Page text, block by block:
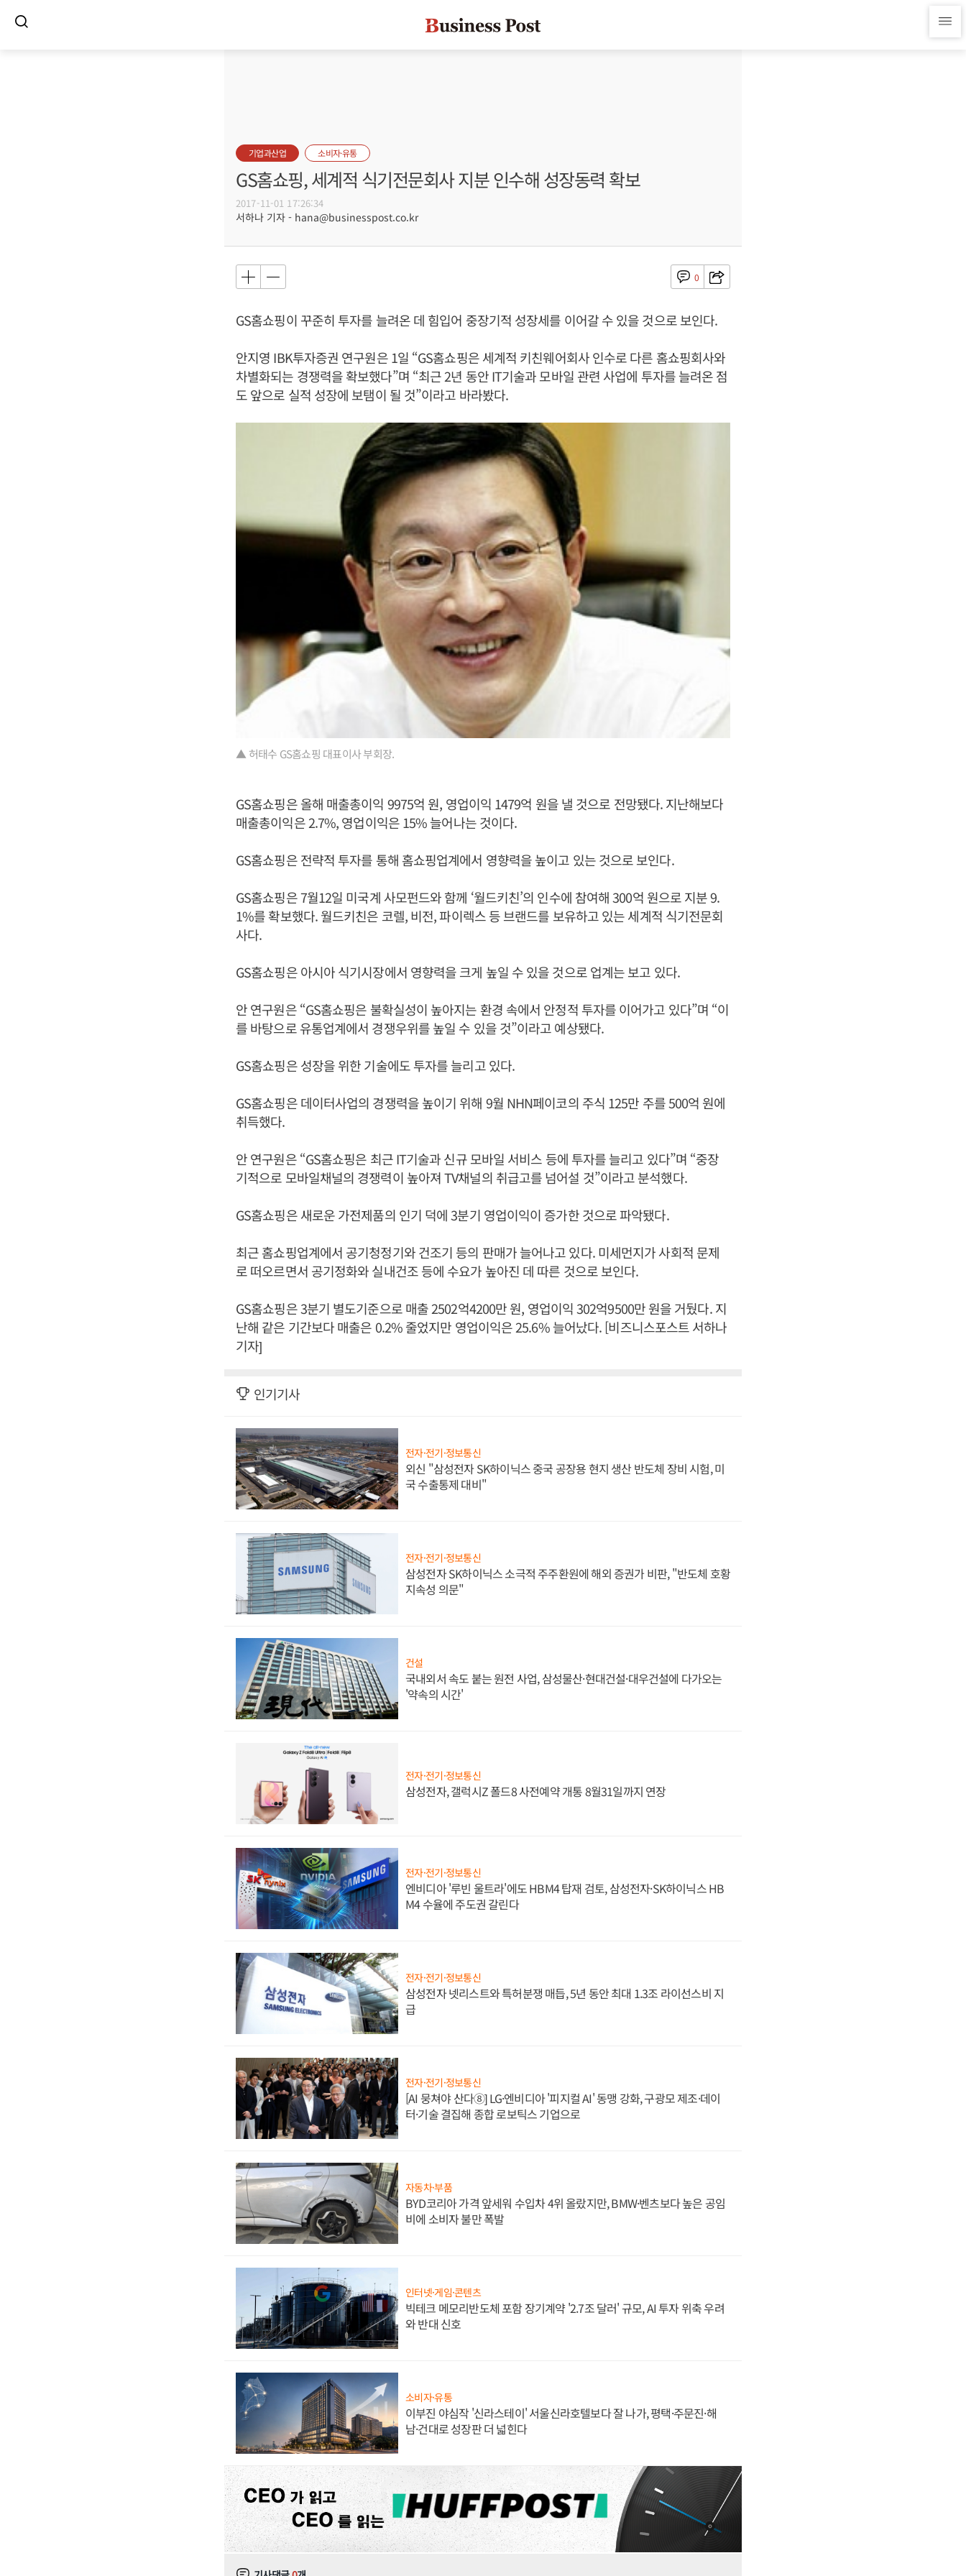
기업과산업 소비자·유통
GS홈쇼핑, 세계적 식기전문회사 지분 인수해 성장동력 확보
2017-11-01 17:26:34
서하나 기자 - hana@businesspost.co.kr
0
GS홈쇼핑이 꾸준히 투자를 늘려온 데 힘입어 중장기적 성장세를 이어갈 수 있을 것으로 보인다.
안지영 IBK투자증권 연구원은 1일 “GS홈쇼핑은 세계적 키친웨어회사 인수로 다른 홈쇼핑회사와
차별화되는 경쟁력을 확보했다”며 “최근 2년 동안 IT기술과 모바일 관련 사업에 투자를 늘려온 점
도 앞으로 실적 성장에 보탬이 될 것”이라고 바라봤다.
▲ 허태수 GS홈쇼핑 대표이사 부회장.
GS홈쇼핑은 올해 매출총이익 9975억 원, 영업이익 1479억 원을 낼 것으로 전망됐다. 지난해보다
매출총이익은 2.7%, 영업이익은 15% 늘어나는 것이다.
GS홈쇼핑은 전략적 투자를 통해 홈쇼핑업계에서 영향력을 높이고 있는 것으로 보인다.
GS홈쇼핑은 7월12일 미국계 사모펀드와 함께 ‘월드키친’의 인수에 참여해 300억 원으로 지분 9.
1%를 확보했다. 월드키친은 코렐, 비전, 파이렉스 등 브랜드를 보유하고 있는 세계적 식기전문회
사다.
GS홈쇼핑은 아시아 식기시장에서 영향력을 크게 높일 수 있을 것으로 업계는 보고 있다.
안 연구원은 “GS홈쇼핑은 불확실성이 높아지는 환경 속에서 안정적 투자를 이어가고 있다”며 “이
를 바탕으로 유통업계에서 경쟁우위를 높일 수 있을 것”이라고 예상됐다.
GS홈쇼핑은 성장을 위한 기술에도 투자를 늘리고 있다.
GS홈쇼핑은 데이터사업의 경쟁력을 높이기 위해 9월 NHN페이코의 주식 125만 주를 500억 원에
취득했다.
안 연구원은 “GS홈쇼핑은 최근 IT기술과 신규 모바일 서비스 등에 투자를 늘리고 있다”며 “중장
기적으로 모바일채널의 경쟁력이 높아져 TV채널의 취급고를 넘어설 것”이라고 분석했다.
GS홈쇼핑은 새로운 가전제품의 인기 덕에 3분기 영업이익이 증가한 것으로 파악됐다.
최근 홈쇼핑업계에서 공기청정기와 건조기 등의 판매가 늘어나고 있다. 미세먼지가 사회적 문제
로 떠오르면서 공기정화와 실내건조 등에 수요가 높아진 데 따른 것으로 보인다.
GS홈쇼핑은 3분기 별도기준으로 매출 2502억4200만 원, 영업이익 302억9500만 원을 거뒀다. 지
난해 같은 기간보다 매출은 0.2% 줄었지만 영업이익은 25.6% 늘어났다. [비즈니스포스트 서하나
기자]
인기기사
전자·전기·정보통신
외신 "삼성전자 SK하이닉스 중국 공장용 현지 생산 반도체 장비 시험, 미
국 수출통제 대비"
전자·전기·정보통신
삼성전자 SK하이닉스 소극적 주주환원에 해외 증권가 비판, "반도체 호황
지속성 의문"
건설
국내외서 속도 붙는 원전 사업, 삼성물산·현대건설·대우건설에 다가오는
'약속의 시간'
전자·전기·정보통신
삼성전자, 갤럭시Z 폴드8 사전예약 개통 8월31일까지 연장
전자·전기·정보통신
엔비디아 '루빈 울트라'에도 HBM4 탑재 검토, 삼성전자·SK하이닉스 HB
M4 수율에 주도권 갈린다
전자·전기·정보통신
삼성전자 넷리스트와 특허분쟁 매듭, 5년 동안 최대 1.3조 라이선스비 지
급
전자·전기·정보통신
[AI 뭉쳐야 산다⑧] LG·엔비디아 '피지컬 AI' 동맹 강화, 구광모 제조·데이
터·기술 결집해 종합 로보틱스 기업으로
자동차·부품
BYD코리아 가격 앞세워 수입차 4위 올랐지만, BMW·벤츠보다 높은 공임
비에 소비자 불만 폭발
인터넷·게임·콘텐츠
빅테크 메모리반도체 포함 장기계약 '2.7조 달러' 규모, AI 투자 위축 우려
와 반대 신호
소비자·유통
이부진 야심작 '신라스테이' 서울신라호텔보다 잘 나가, 평택·주문진·해
남·건대로 성장판 더 넓힌다